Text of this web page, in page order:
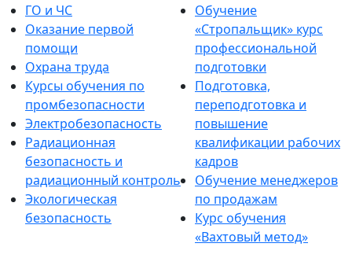
ГО и ЧС
Оказание первой
помощи
Охрана труда
Курсы обучения по
промбезопасности
Электробезопасность
Радиационная
безопасность и
радиационный контроль
Экологическая
безопасность
Обучение
«Стропальщик» курс
профессиональной
подготовки
Подготовка,
переподготовка и
повышение
квалификации рабочих
кадров
Обучение менеджеров
по продажам
Курс обучения
«Вахтовый метод»